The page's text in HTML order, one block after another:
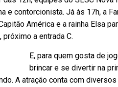
e contorcionista. Já às 17h, a
América e a rainha Elsa
a entrada C.
E, para quem gosta de
brincar e se divertir na
A atração conta com